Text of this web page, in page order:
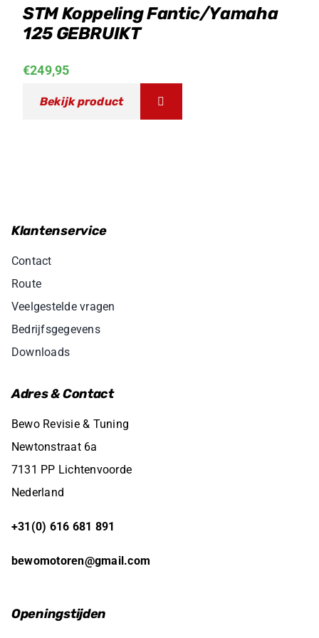
STM Koppeling Fantic/Yamaha
125 GEBRUIKT
€249,95
Bekijk product
Klantenservice
Contact
Route
Veelgestelde vragen
Bedrijfsgegevens
Downloads
Adres & Contact
Bewo Revisie & Tuning
Newtonstraat 6a
7131 PP Lichtenvoorde
Nederland
+31(0) 616 681 891
bewomotoren@gmail.com
Openingstijden